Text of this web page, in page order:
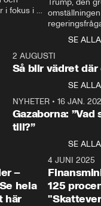
i fokus i
centrum i
avsnittet av
Makten”. Se
Aftonbladets
Rohwedder
Thand Ring
SE ALLA
2 AUGUSTI
Så blir vädret där
SE ALLA
NYHETER• 16 JAN.
Gazaborna:
till?”
SE ALLA
4:29
–
hela
här
4 JUNI 2025
125